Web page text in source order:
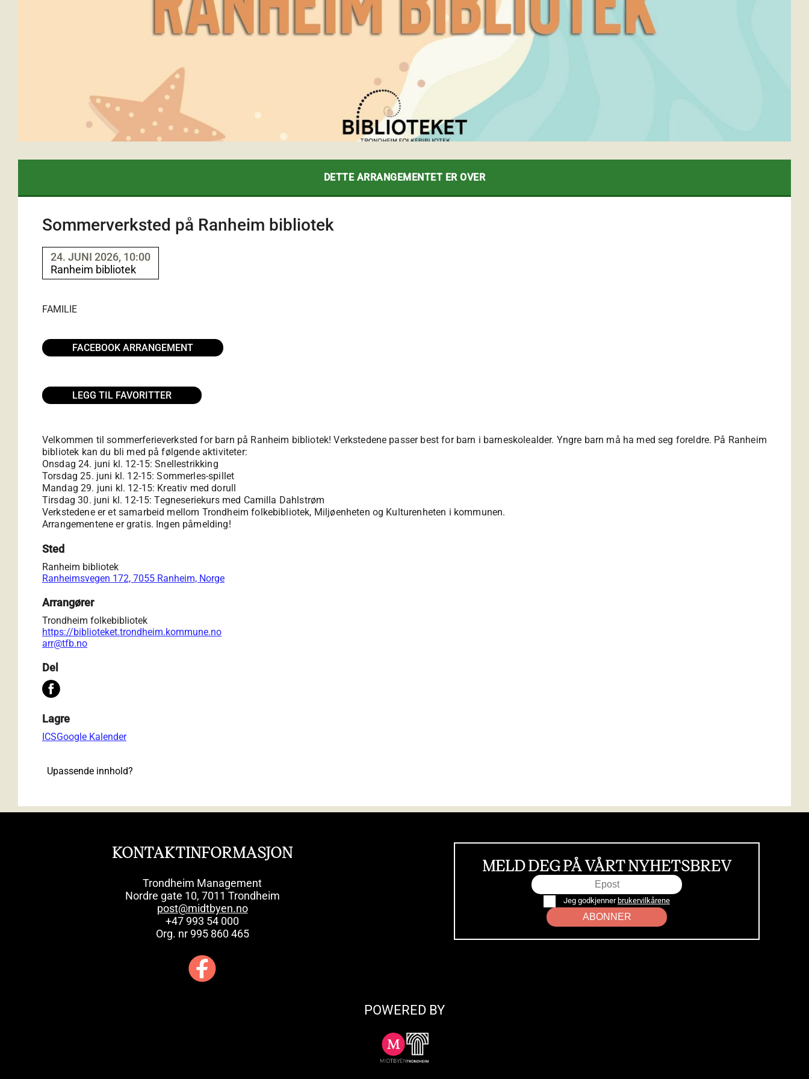
DETTE ARRANGEMENTET ER OVER
Sommerverksted på Ranheim bibliotek
24. JUNI 2026, 10:00
Ranheim bibliotek
FAMILIE
FACEBOOK ARRANGEMENT
LEGG TIL FAVORITTER
Velkommen til sommerferieverksted for barn på Ranheim bibliotek! Verkstedene passer best for barn i barneskolealder. Yngre barn må ha med seg foreldre. På Ranheim
bibliotek kan du bli med på følgende aktiviteter:
Onsdag 24. juni kl. 12-15: Snellestrikking
Torsdag 25. juni kl. 12-15: Sommerles-spillet
Mandag 29. juni kl. 12-15: Kreativ med dorull
Tirsdag 30. juni kl. 12-15: Tegneseriekurs med Camilla Dahlstrøm
Verkstedene er et samarbeid mellom Trondheim folkebibliotek, Miljøenheten og Kulturenheten i kommunen.
Arrangementene er gratis. Ingen påmelding!
Sted
Ranheim bibliotek
Ranheimsvegen 172, 7055 Ranheim, Norge
Arrangører
Trondheim folkebibliotek
https://biblioteket.trondheim.kommune.no
arr@tfb.no
Del
Lagre
ICSGoogle Kalender
Upassende innhold?
KONTAKTINFORMASJON
Trondheim Management
Nordre gate 10, 7011 Trondheim
post@midtbyen.no
+47 993 54 000
Org. nr 995 860 465
MELD DEG PÅ VÅRT NYHETSBREV
Jeg godkjenner brukervilkårene
ABONNER
POWERED BY